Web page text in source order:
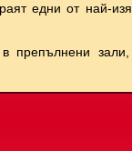
едни от най-
в препълнени